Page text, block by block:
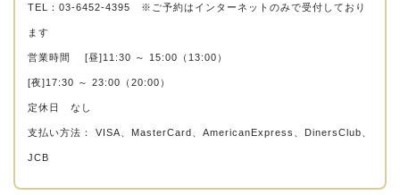
TEL：03-6452-4395 ※ご予約はインターネットのみで受付しており
ます
営業時間 [昼]11:30 ～ 15:00（13:00）
[夜]17:30 ～ 23:00（20:00）
定休日 なし
支払い方法： VISA、MasterCard、AmericanExpress、DinersClub、
JCB